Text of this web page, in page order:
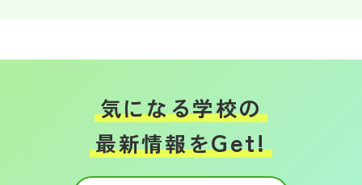
気になる学校の
最新情報をGet!